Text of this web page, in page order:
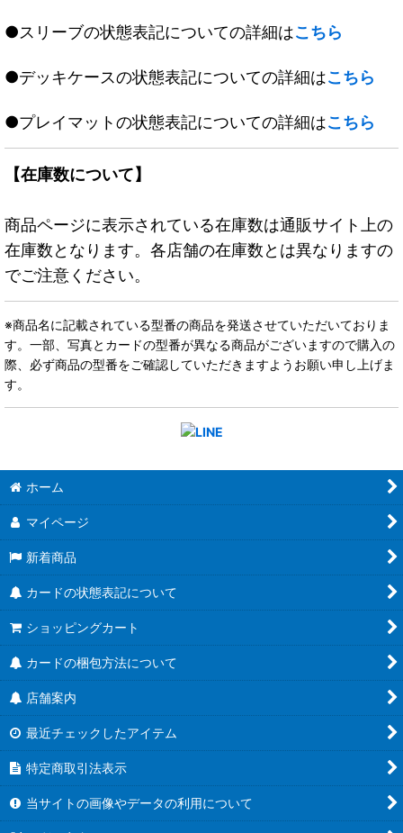
●スリーブの状態表記についての詳細はこちら
●デッキケースの状態表記についての詳細はこちら
●プレイマットの状態表記についての詳細はこちら
【在庫数について】
商品ページに表示されている在庫数は通販サイト上の
在庫数となります。各店舗の在庫数とは異なりますの
でご注意ください。
※商品名に記載されている型番の商品を発送させていただいておりま
す。一部、写真とカードの型番が異なる商品がございますので購入の
際、必ず商品の型番をご確認していただきますようお願い申し上げま
す。
ホーム
マイページ
新着商品
カードの状態表記について
ショッピングカート
カードの梱包方法について
店舗案内
最近チェックしたアイテム
特定商取引法表示
当サイトの画像やデータの利用について